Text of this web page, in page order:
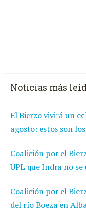
Noticias más
El Bierzo vivirá un
agosto: estos son
Coalición por el
UPL que Indra no
Coalición por el
del río Boeza en